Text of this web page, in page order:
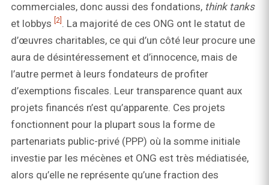
commerciales, donc aussi des fondations, think tanks
et lobbys [2] . La majorité de ces ONG ont le statut de
d’œuvres charitables, ce qui d’un côté leur procure une
aura de désintéressement et d’innocence, mais de
l’autre permet à leurs fondateurs de profiter
d’exemptions fiscales. Leur transparence quant aux
projets financés n’est qu’apparente. Ces projets
fonctionnent pour la plupart sous la forme de
partenariats public-privé (PPP) où la somme initiale
investie par les mécènes et ONG est très médiatisée,
alors qu’elle ne représente qu’une fraction des